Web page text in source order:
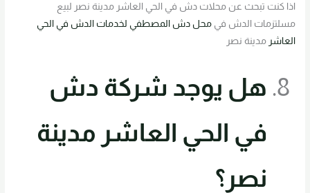
اذا كنت تبحث عن محلات دش في الحي العاشر مدينة نصر لبيع
مسلتزمات الدش فيمحل دش المصطفي لخدمات الدش في الحي
العاشرمدينة نصر
هل يوجد شركة دش
في الحي العاشر مدينة
نصر؟